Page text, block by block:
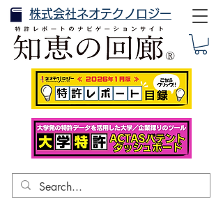
株式会社ネオテクノロジー